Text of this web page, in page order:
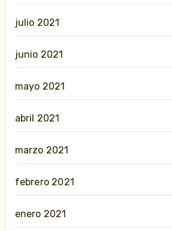
julio 2021
junio 2021
mayo 2021
abril 2021
marzo 2021
febrero 2021
enero 2021